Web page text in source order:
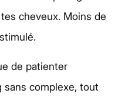
cheveux. Moins de
de patienter
sans complexe, tout